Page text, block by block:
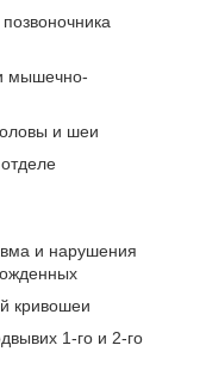
мышечно-
и шеи
и нарушения
кривошеи
1-го и 2-го